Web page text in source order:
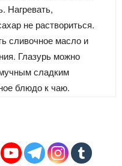
Нагревать,
не раствориться.
сливочное масло и
Глазурь можно
сладким
блюдо к чаю.